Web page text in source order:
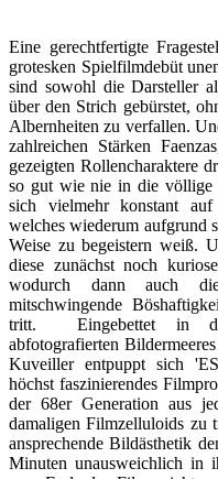
Eine gerechtfertigte
grotesken Spielfilmdebüt
sind sowohl die Darsteller
über den Strich gebürstet,
Albernheiten zu verfallen.
zahlreichen Stärken
gezeigten Rollencharaktere
so gut wie nie in die völlige
sich vielmehr konstant
welches wiederum aufgrund
Weise zu begeistern weiß.
diese zunächst noch
wodurch dann auch
mitschwingende
tritt. Eingebettet in die
abfotografierten
Kuveiller entpuppt sich
höchst faszinierendes
der 68er Generation aus
damaligen Filmzelluloids zu
ansprechende Bildästhetik
Minuten unausweichlich in